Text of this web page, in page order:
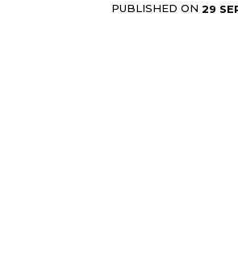
PUBLISHED ON 29